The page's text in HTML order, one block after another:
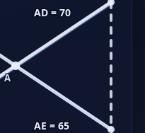
A
AE = 65
AD = 70